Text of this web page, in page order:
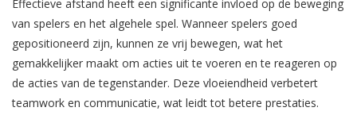
Effectieve afstand heeft een significante invloed op de beweging
van spelers en het algehele spel. Wanneer spelers goed
gepositioneerd zijn, kunnen ze vrij bewegen, wat het
gemakkelijker maakt om acties uit te voeren en te reageren op
de acties van de tegenstander. Deze vloeiendheid verbetert
teamwork en communicatie, wat leidt tot betere prestaties.